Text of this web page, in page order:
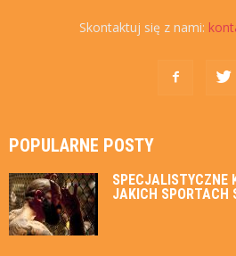
Skontaktuj się z nami:
POPULARNE POSTY
SPECJALISTYCZNE
JAKICH SPORTACH